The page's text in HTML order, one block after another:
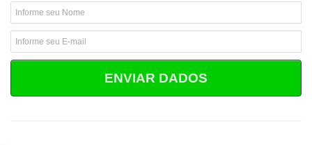
ENVIAR DADOS